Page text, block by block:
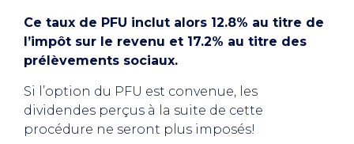
Ce taux de PFU inclut alors 12.8% au titre de
l’impôt sur le revenu et 17.2% au titre des
prélèvements sociaux.
Si l’option du PFU est convenue, les
dividendes perçus à la suite de cette
procédure ne seront plus imposés!